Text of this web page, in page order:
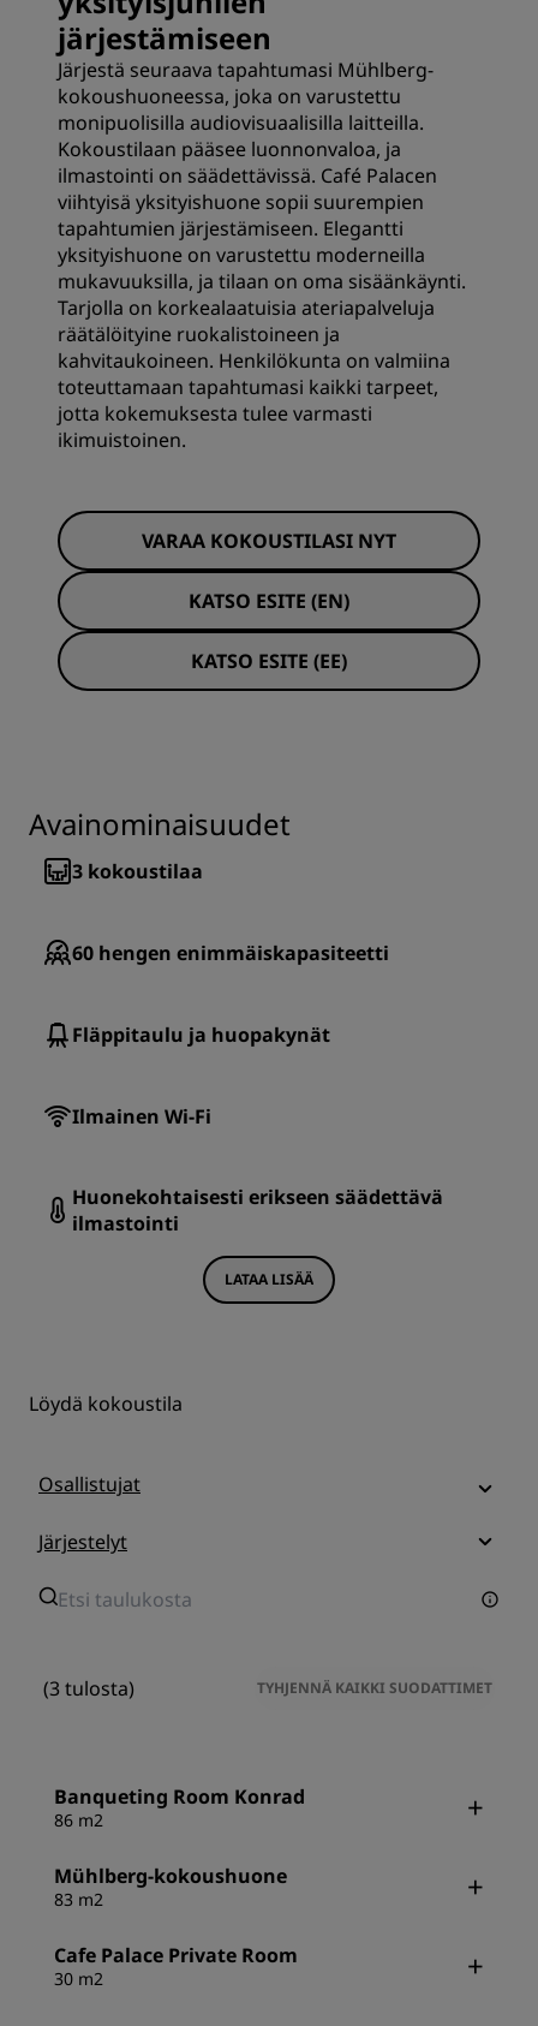
järjestämiseen
Järjestä seuraava tapahtumasi Mühlberg-
kokoushuoneessa, joka on varustettu
monipuolisilla audiovisuaalisilla laitteilla.
Kokoustilaan pääsee luonnonvaloa, ja
ilmastointi on säädettävissä. Café Palacen
viihtyisä yksityishuone sopii suurempien
tapahtumien järjestämiseen. Elegantti
yksityishuone on varustettu moderneilla
mukavuuksilla, ja tilaan on oma sisäänkäynti.
Tarjolla on korkealaatuisia ateriapalveluja
räätälöityine ruokalistoineen ja
kahvitaukoineen. Henkilökunta on valmiina
toteuttamaan tapahtumasi kaikki tarpeet,
jotta kokemuksesta tulee varmasti
ikimuistoinen.
VARAA KOKOUSTILASI NYT
KATSO ESITE (EN)
KATSO ESITE (EE)
Avainominaisuudet
3 kokoustilaa
60 hengen enimmäiskapasiteetti
Fläppitaulu ja huopakynät
Ilmainen Wi-Fi
Huonekohtaisesti erikseen säädettävä
ilmastointi
LATAA LISÄÄ
Löydä kokoustila
Osallistujat
Järjestelyt
(3 tulosta) TYHJENNÄ KAIKKI SUODATTIMET
Banqueting Room Konrad
86 m2
Mühlberg-kokoushuone
83 m2
Cafe Palace Private Room
30 m2